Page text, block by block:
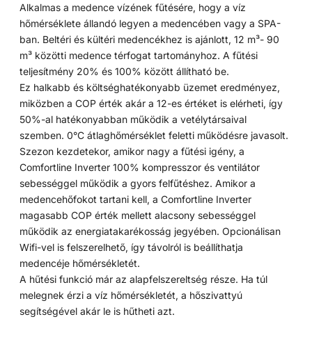
Alkalmas a medence vízének fűtésére, hogy a víz
hőmérséklete állandó legyen a medencében vagy a SPA-
ban. Beltéri és kültéri medencékhez is ajánlott, 12 m³- 90
m³ közötti medence térfogat tartományhoz. A fűtési
teljesítmény 20% és 100% között állítható be.
Ez halkabb és költséghatékonyabb üzemet eredményez,
miközben a COP érték akár a 12-es értéket is elérheti, így
50%-al hatékonyabban működik a vetélytársaival
szemben. 0°C átlaghőmérséklet feletti működésre javasolt.
Szezon kezdetekor, amikor nagy a fűtési igény, a
Comfortline Inverter 100% kompresszor és ventilátor
sebességgel működik a gyors felfűtéshez. Amikor a
medencehőfokot tartani kell, a Comfortline Inverter
magasabb COP érték mellett alacsony sebességgel
működik az energiatakarékosság jegyében. Opcionálisan
Wifi-vel is felszerelhető, így távolról is beállíthatja
medencéje hőmérsékletét.
A hűtési funkció már az alapfelszereltség része. Ha túl
melegnek érzi a víz hőmérsékletét, a hőszivattyú
segítségével akár le is hűtheti azt.